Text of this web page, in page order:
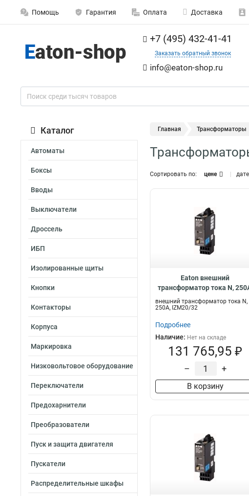
Помощь Гарантия Оплата Доставка
+7 (495) 432-41-41
Заказать обратный звонок
info@eaton-shop.ru
Каталог
Автоматы
Боксы
Вводы
Выключатели
Дроссель
ИБП
Изолированные щиты
Кнопки
Контакторы
Корпуса
Маркировка
Низковольтовое оборудование
Переключатели
Предохарнители
Преобразователи
Пуск и защита двигателя
Пускатели
Распределительные шкафы
Главная Трансформаторы
Сортировать по: цене
Eaton внешний
трансформатор тока N,
IZM20/32 IZM-CTN-250
внешний трансформатор тока N,
250A, IZM20/32
Подробнее
Наличие: Нет на складе
131 765,95 ₽
– +
В корзину